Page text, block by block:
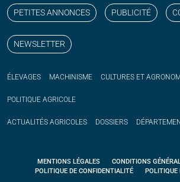
PETITES ANNONCES PUBLICITÉ
NEWSLETTER
ÉLEVAGES MACHINISME CULTURES ET
POLITIQUE AGRICOLE
ACTUALITÉS AGRICOLES DOSSIERS
MENTIONS LÉGALES
CONDITIONS
POLITIQUE DE CONFIDENTIALITÉ
POLITIQUE